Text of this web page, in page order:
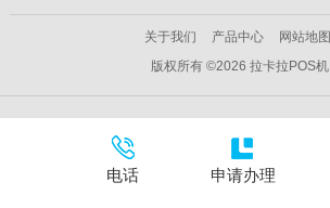
关于我们 产品中心
网站地图
版权所有 ©2026 拉卡拉POS机 |
电话 申请办理